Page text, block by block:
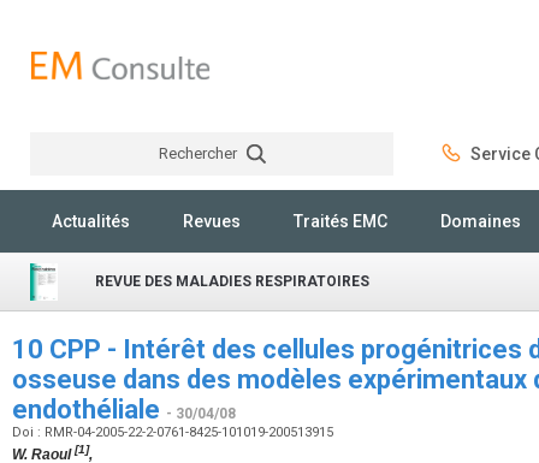
Rechercher Service
Actualités Revues Traités EMC Domaines
REVUE DES MALADIES RESPIRATOIRES
10 CPP - Intérêt des cellules progénitrices
osseuse dans des modèles expérimentaux
endothéliale - 30/04/08
Doi : RMR-04-2005-22-2-0761-8425-101019-200513915
W. Raoul[1],